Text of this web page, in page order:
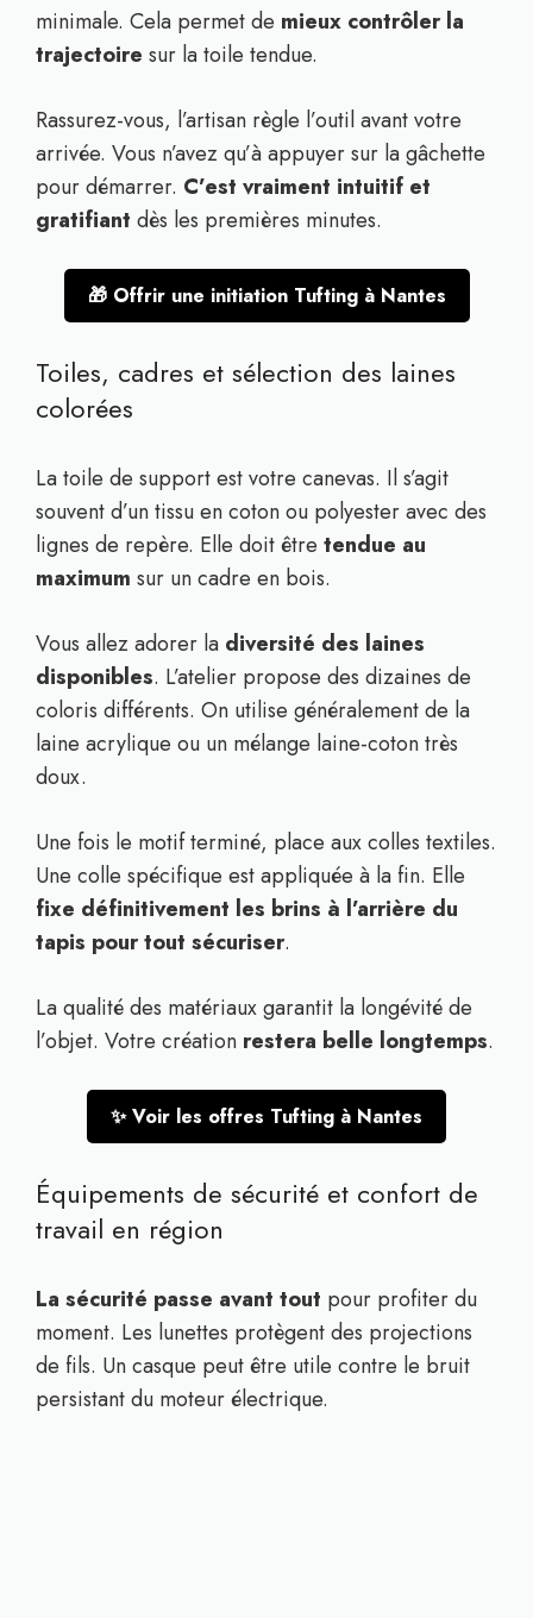
minimale. Cela permet de mieux contrôler la
trajectoire sur la toile tendue.
Rassurez-vous, l’artisan règle l’outil avant votre
arrivée. Vous n’avez qu’à appuyer sur la gâchette
pour démarrer. C’est vraiment intuitif et
gratifiant dès les premières minutes.
🎁 Offrir une initiation Tufting à Nantes
Toiles, cadres et sélection des laines
colorées
La toile de support est votre canevas. Il s’agit
souvent d’un tissu en coton ou polyester avec des
lignes de repère. Elle doit être tendue au
maximum sur un cadre en bois.
Vous allez adorer la diversité des laines
disponibles. L’atelier propose des dizaines de
coloris différents. On utilise généralement de la
laine acrylique ou un mélange laine-coton très
doux.
Une fois le motif terminé, place aux colles textiles.
Une colle spécifique est appliquée à la fin. Elle
fixe définitivement les brins à l’arrière du
tapis pour tout sécuriser.
La qualité des matériaux garantit la longévité de
l’objet. Votre création restera belle longtemps.
✨ Voir les offres Tufting à Nantes
Équipements de sécurité et confort de
travail en région
La sécurité passe avant tout pour profiter du
moment. Les lunettes protègent des projections
de fils. Un casque peut être utile contre le bruit
persistant du moteur électrique.